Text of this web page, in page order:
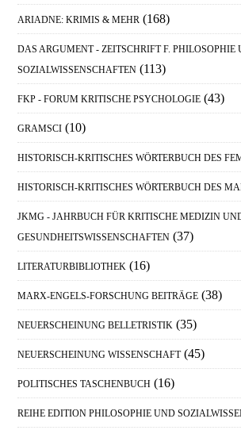
ARIADNE: KRIMIS & MEHR (168)
DAS ARGUMENT - ZEITSCHRIFT F. PHILOSOPHIE
SOZIALWISSENSCHAFTEN (113)
FKP - FORUM KRITISCHE PSYCHOLOGIE (43)
GRAMSCI (10)
HISTORISCH-KRITISCHES WÖRTERBUCH DES
HISTORISCH-KRITISCHES WÖRTERBUCH DES
JKMG - JAHRBUCH FÜR KRITISCHE MEDIZIN
GESUNDHEITSWISSENSCHAFTEN (37)
LITERATURBIBLIOTHEK (16)
MARX-ENGELS-FORSCHUNG BEITRÄGE (38)
NEUERSCHEINUNG BELLETRISTIK (35)
NEUERSCHEINUNG WISSENSCHAFT (45)
POLITISCHES TASCHENBUCH (16)
REIHE EDITION PHILOSOPHIE UND